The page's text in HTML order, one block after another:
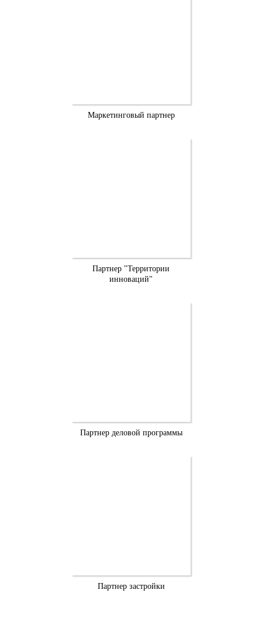
Маркетинговый партнер
Партнер "Территории
инноваций"
Партнер деловой программы
Партнер застройки